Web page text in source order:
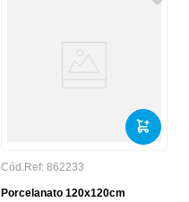
Cód.Ref: 862233
Porcelanato 120x120cm